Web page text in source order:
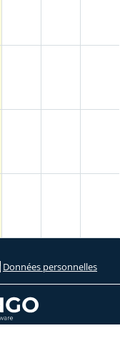
Données personnelles